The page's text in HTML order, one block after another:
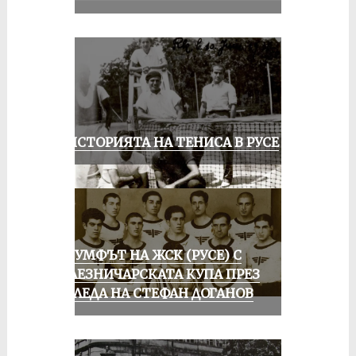
ЗА ИСТОРИЯТА НА ТЕНИСА В РУСЕ
ТРИУМФЪТ НА ЖСК (РУСЕ) С
ЖЕЛЕЗНИЧАРСКАТА КУПА ПРЕЗ
ПОГЛЕДА НА СТЕФАН ДОГАНОВ